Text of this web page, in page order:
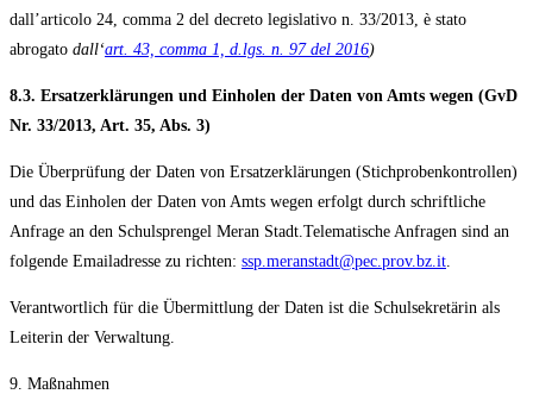
dall’articolo 24, comma 2 del decreto legislativo n. 33/2013, è stato
abrogato dall‘art. 43, comma 1, d.lgs. n. 97 del 2016)
8.3. Ersatzerklärungen und Einholen der Daten von Amts wegen (GvD
Nr. 33/2013, Art. 35, Abs. 3)
Die Überprüfung der Daten von Ersatzerklärungen (Stichprobenkontrollen)
und das Einholen der Daten von Amts wegen erfolgt durch schriftliche
Anfrage an den Schulsprengel Meran Stadt.Telematische Anfragen sind an
folgende Emailadresse zu richten: ssp.meranstadt@pec.prov.bz.it
Verantwortlich für die Übermittlung der Daten ist die Schulsekretärin als
Leiterin der Verwaltung.
9. Maßnahmen